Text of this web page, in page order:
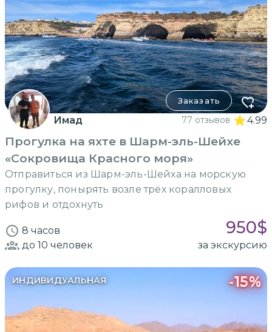
Заказать
Имад 77 отзывов 4.99
Прогулка на яхте в Шарм-эль-Шейхе
«Сокровища Красного моря»
Отправиться из Шарм-эль-Шейха на морскую
прогулку, понырять возле трёх коралловых
рифов и отдохнуть
8 часов 950$
до 10 человек за экскурсию
ИНДИВИДУАЛЬНАЯ -15%